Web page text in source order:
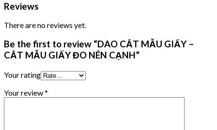
Reviews
There are no reviews yet.
Be the first to review “DAO CẮT MẪU GIẤY –
CẮT MẪU GIẤY ĐO NÉN CẠNH”
Your rating
Your review*